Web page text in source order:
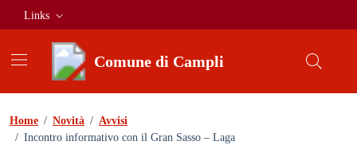
Vai ai contenuti
Vai al footer
Links
Comune di Campli
Home / Novità / Avvisi
/ Incontro informativo con il Gran Sasso – Laga